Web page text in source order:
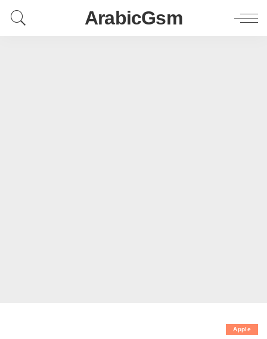
ArabicGsm
Apple